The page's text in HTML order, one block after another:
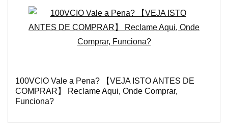
100VCIO Vale a Pena? 【VEJA ISTO ANTES DE
COMPRAR】 Reclame Aqui, Onde Comprar,
Funciona?